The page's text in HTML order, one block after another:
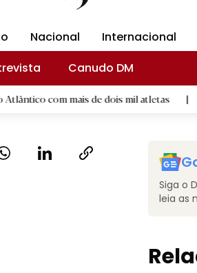
Nacional
Internacional
Canudo DM
mais de dois mil atletas | B.
Siga o
leia as